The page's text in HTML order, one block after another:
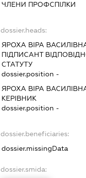
ЧЛЕНИ ПРОФСПІЛКИ
dossier.heads:
ЯРОХА ВІРА
ПІДПИСАНТ
СТАТУТУ
dossier.position -
ЯРОХА ВІРА
КЕРІВНИК
dossier.position -
dossier.beneficiaries:
dossier.missingData
dossier.smida: